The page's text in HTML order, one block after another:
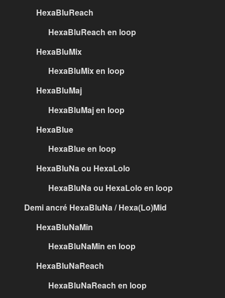
HexaBluReach
HexaBluReach en loop
HexaBluMix
HexaBluMix en loop
HexaBluMaj
HexaBluMaj en loop
HexaBlue
HexaBlue en loop
HexaBluNa ou HexaLolo
HexaBluNa ou HexaLolo en loop
Demi ancré HexaBluNa / Hexa(Lo)Mid
HexaBluNaMin
HexaBluNaMin en loop
HexaBluNaReach
HexaBluNaReach en loop